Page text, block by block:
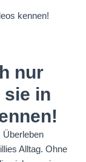
kennen!
nur
sie in
Überleben
Alltag. Ohne